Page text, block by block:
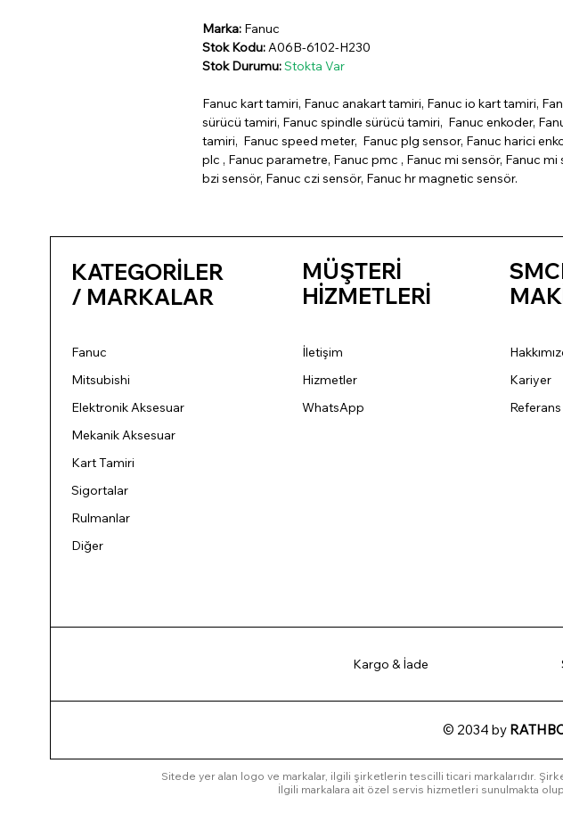
Marka: Fanuc
Stok Kodu:A06B-6102-H230
Stok Durumu:Stokta Var
Fanuc kart tamiri, Fanuc anakart tamiri, Fanuc io kart tamiri,
sürücü tamiri, Fanuc spindle sürücü tamiri, Fanuc enkoder,
tamiri, Fanuc speed meter, Fanuc plg sensor, Fanuc harici
plc , Fanuc parametre, Fanuc pmc , Fanuc mi sensör, Fanuc mi
bzi sensör, Fanuc czi sensör, Fanuc hr magnetic sensör.
KATEGORİLER
/ MARKALAR
Fanuc
Mitsubishi
Elektronik Aksesuar
Mekanik Aksesuar
Kart Tamiri
Sigortalar
Rulmanlar
Diğer
MÜŞTERİ
HİZMETLERİ
İletişim
Hizmetler
WhatsApp
Kariyer
Referans
Kargo & İade
© 2034 by
Sitede yer alan logo ve markalar, ilgili şirketlerin tescilli ticari markalarıdır.
İlgili markalara ait özel servis hizmetleri sunulmakta